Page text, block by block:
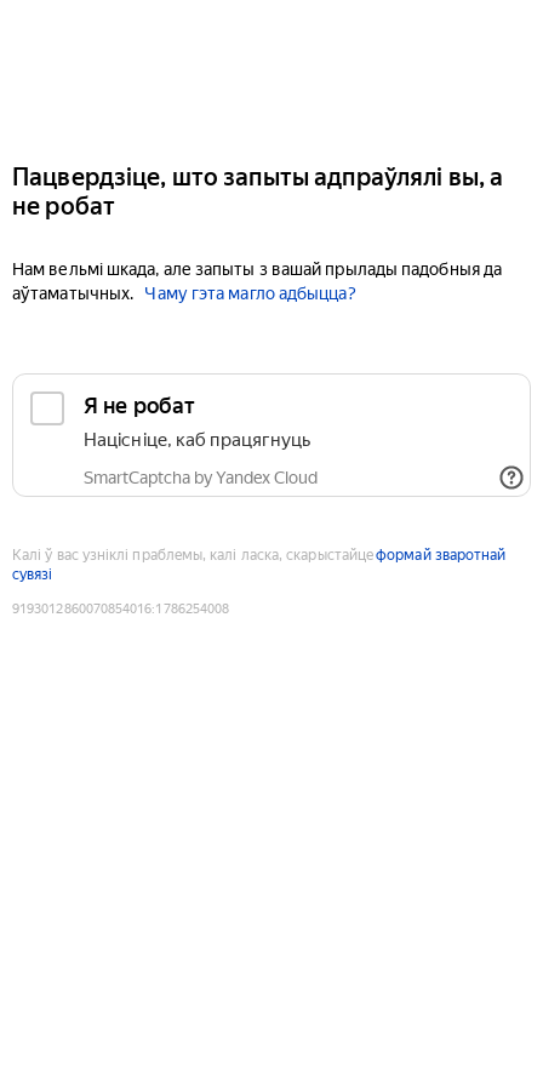
Пацвердзіце, што запыты адпраўлялі вы, а
не робат
Нам вельмі шкада, але запыты з вашай прылады падобныя да
аўтаматычных.
Чаму гэта магло адбыцца?
Я не робат
Націсніце, каб працягнуць
SmartCaptcha by Yandex Cloud
Калі ў вас узніклі праблемы, калі ласка, скарыстайцеформай зваротнай
сувязі
9193012860070854016:1786254008